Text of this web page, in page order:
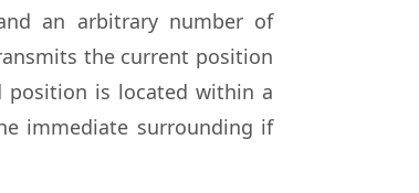
an arbitrary number of
the current position
position is located within a
immediate surrounding if